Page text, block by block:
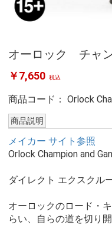
オーロック チャ
￥7,650 税込
商品コード： Orlock
商品説明
メイカー サイト参照
Orlock Champion and
ダイレクト エクスクル
オーロックのロード・
らい、自らの道を切り